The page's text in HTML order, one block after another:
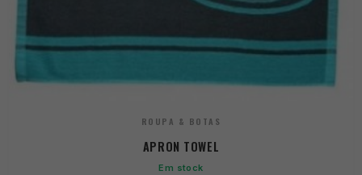
ROUPA & BOTAS
APRON TOWEL
Em stock